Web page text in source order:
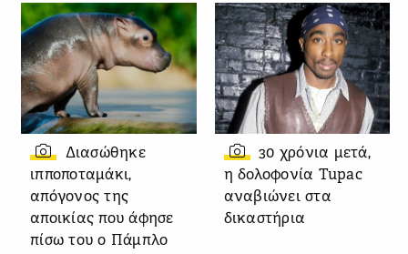
Διασώθηκε
ιπποποταμάκι,
απόγονος της
αποικίας που άφησε
πίσω του ο Πάμπλο
30 χρόνια μετά,
η δολοφονία Tupac
αναβιώνει στα
δικαστήρια